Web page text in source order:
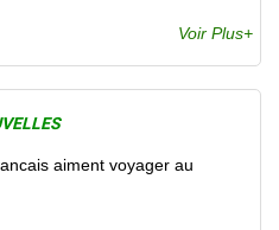
Voir Plus+
aiment voyager au